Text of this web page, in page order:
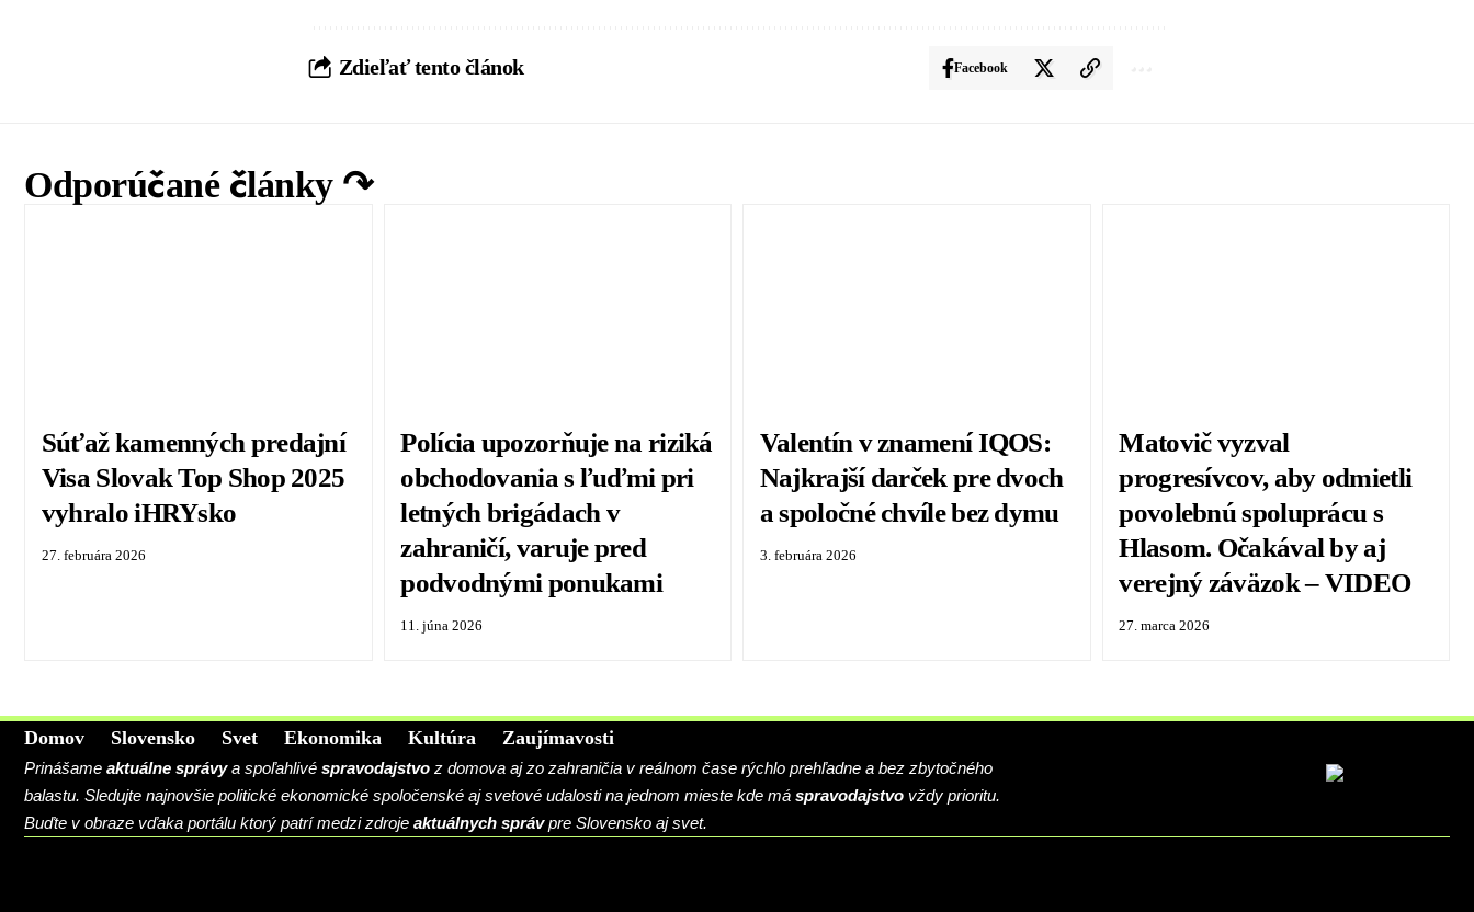
Zdieľať tento článok Facebook
Odporúčané články ↷
Súťaž kamenných predajní
Visa Slovak Top Shop 2025
vyhralo iHRYsko
27. februára 2026
Polícia upozorňuje na riziká
obchodovania s ľuďmi pri
letných brigádach v
zahraničí, varuje pred
podvodnými ponukami
11. júna 2026
Valentín v znamení IQOS:
Najkrajší darček pre dvoch
a spoločné chvíle bez dymu
3. februára 2026
Matovič vyzval
progresívcov, aby odmietli
povolebnú spoluprácu s
Hlasom. Očakával by aj
verejný záväzok – VIDEO
27. marca 2026
Domov Slovensko Svet Ekonomika Kultúra Zaujímavosti
Prinášame aktuálne správya spoľahlivé spravodajstvo z domova aj zo zahraničia v reálnom čase rýchlo prehľadne a bez zbytočného
balastu. Sledujte najnovšie politické ekonomické spoločenské aj svetové udalosti na jednom mieste kde má spravodajstvo vždy prioritu.
Buďte v obraze vďaka portálu ktorý patrí medzi zdroje aktuálnych správpre Slovensko aj svet.